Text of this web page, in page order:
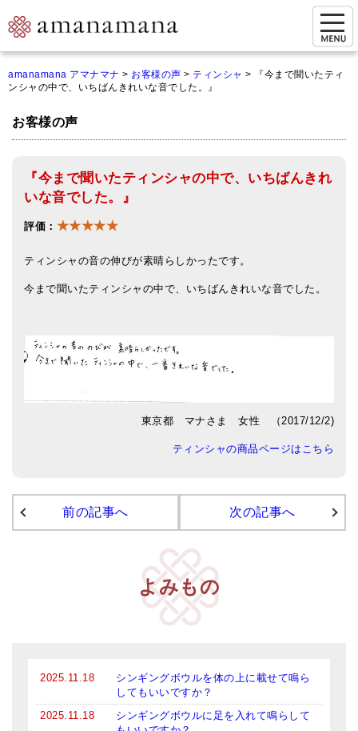
ご来店予約（実店舗）
オンライン相談&購入
シンギングボウル講座
倍音呼吸法レッスン
オンラインショップ
商品一覧
チベット・シンギングボウル
人気の3点セット
特大シンギングボウル・特殊柄
スティック・マレット・リング（台座）
プレミアム・ティンシャ（L・M）
ベーシック・ティンシャ（4種）
amanamana アマナマナ > お客様の声 > ティンシャ >
『今まで聞いたティ
ンシャの中で、いちばんきれいな音でした。』
お客様の声
『今まで聞いたティンシャの中で、いちばんきれ
いな音でした。』
評価： ★★★★★
ティンシャの音の伸びが素晴らしかったです。
今まで聞いたティンシャの中で、いちばんきれいな音でした。
東京都 マナさま 女性 （2017/12/2)
ティンシャの商品ページはこちら
前の記事へ 次の記事へ
よみもの
2025.11.18
シンギングボウルを体の上に載せて鳴ら
してもいいですか？
2025.11.18
シンギングボウルに足を入れて鳴らして